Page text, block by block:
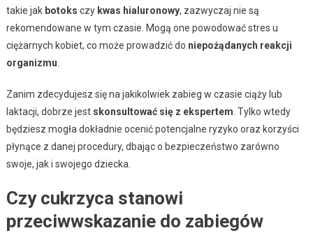
takie jak botoks czy kwas hialuronowy, zazwyczaj nie są
rekomendowane w tym czasie. Mogą one powodować stres u
ciężarnych kobiet, co może prowadzić do niepożądanych reakcji
organizmu
Zanim zdecydujesz się na jakikolwiek zabieg w czasie ciąży lub
laktacji, dobrze jest skonsultować się z ekspertem . Tylko wtedy
będziesz mogła dokładnie ocenić potencjalne ryzyko oraz korzyści
płynące z danej procedury, dbając o bezpieczeństwo zarówno
swoje, jak i swojego dziecka.
Czy cukrzyca stanowi
przeciwwskazanie do zabiegów